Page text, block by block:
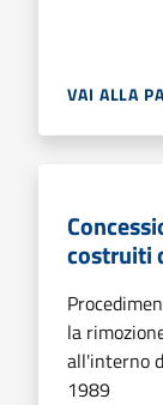
VAI ALLA
costruiti
la
all'interno
1989